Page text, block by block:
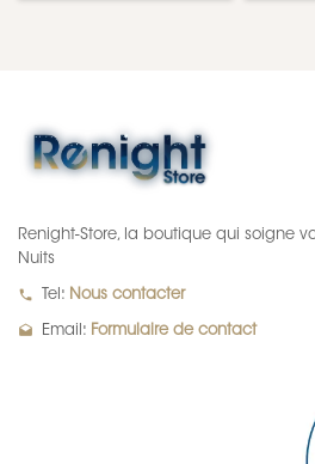
Renight-Store, la boutique qui soigne
Nuits
local_phone Tel: Nous contacter
drafts Email: Formulaire de contact